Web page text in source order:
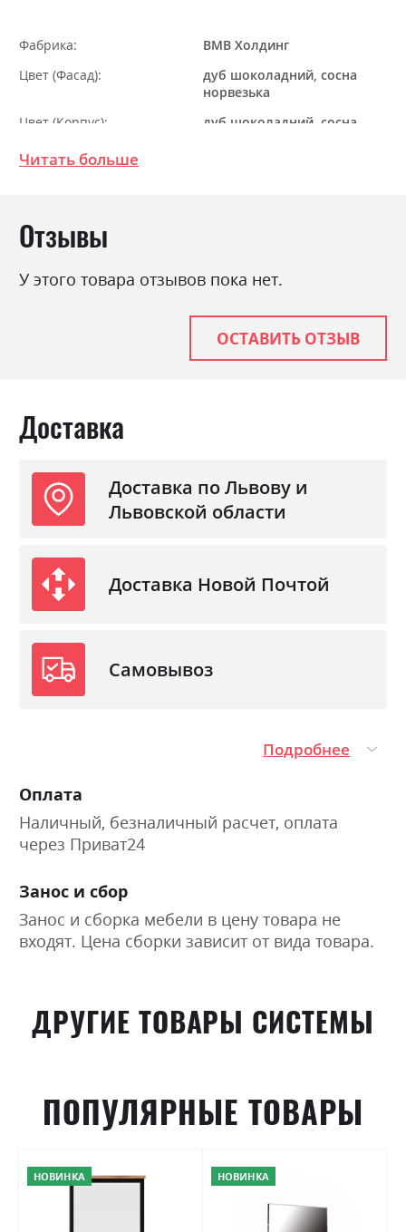
Фабрика:
ВМВ Холдинг
Цвет (Фасад):
дуб шоколадний, сосна
норвезька
Цвет (Корпус):
дуб шоколадний, сосна
Цвет материала
Материал
Читать больше
Отзывы
У этого товара отзывов пока нет.
ОСТАВИТЬ ОТЗЫВ
Доставка
Доставка по Львову и
Львовской области
Доставка Новой Почтой
Самовывоз
Подробнее
Оплата
Наличный, безналичный расчет, оплата
через Приват24
Занос и сбор
Занос и сборка мебели в цену товара не
входят. Цена сборки зависит от вида товара.
ДРУГИЕ ТОВАРЫ СИСТЕМЫ
ПОПУЛЯРНЫЕ ТОВАРЫ
НОВИНКА НОВИНКА